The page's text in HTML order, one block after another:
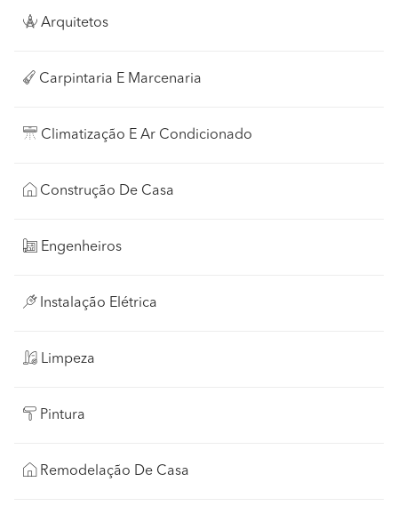
Arquitetos
Carpintaria E Marcenaria
Climatização E Ar Condicionado
Construção De Casa
Engenheiros
Instalação Elétrica
Limpeza
Pintura
Remodelação De Casa